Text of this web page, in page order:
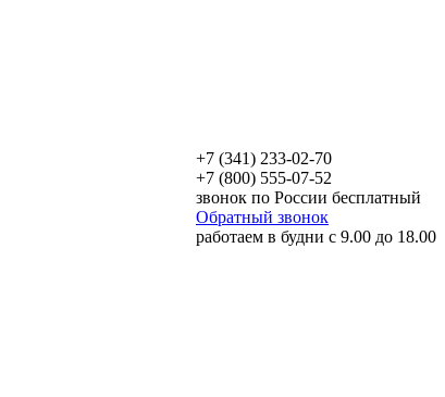
+7 (341) 233-02-70
+7 (800) 555-07-52
звонок по России бесплатный
Обратный звонок
работаем в будни с 9.00 до 18.00